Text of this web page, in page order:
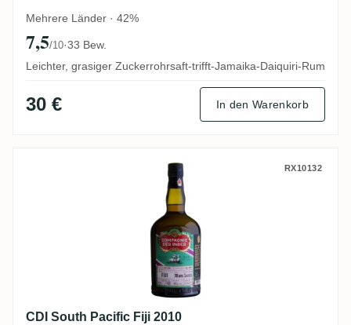
Mehrere Länder · 42%
7,5/10·33 Bew.
Leichter, grasiger Zuckerrohrsaft-trifft-Jamaika-Daiquiri-Rum
30 € In den Warenkorb
CDI South Pacific Fiji 2010 RX10132
CDI South Pacific Fiji 2010